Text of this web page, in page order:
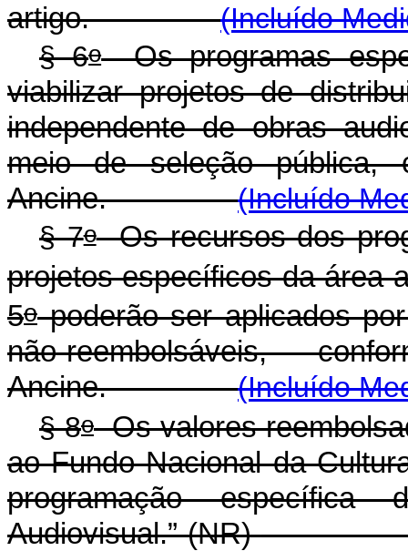
artigo.
(Incluído
§ 6oOs programas
viabilizar projetos de
independente de obras
meio de seleção pública,
Ancine.
(Incluído
§ 7oOs recursos dos
projetos específicos da área
5opoderão ser aplicados
não-reembolsáveis,
Ancine.
(Incluído
§ 8oOs valores
ao Fundo Nacional da
programação específica
Audiovisual.” (NR)